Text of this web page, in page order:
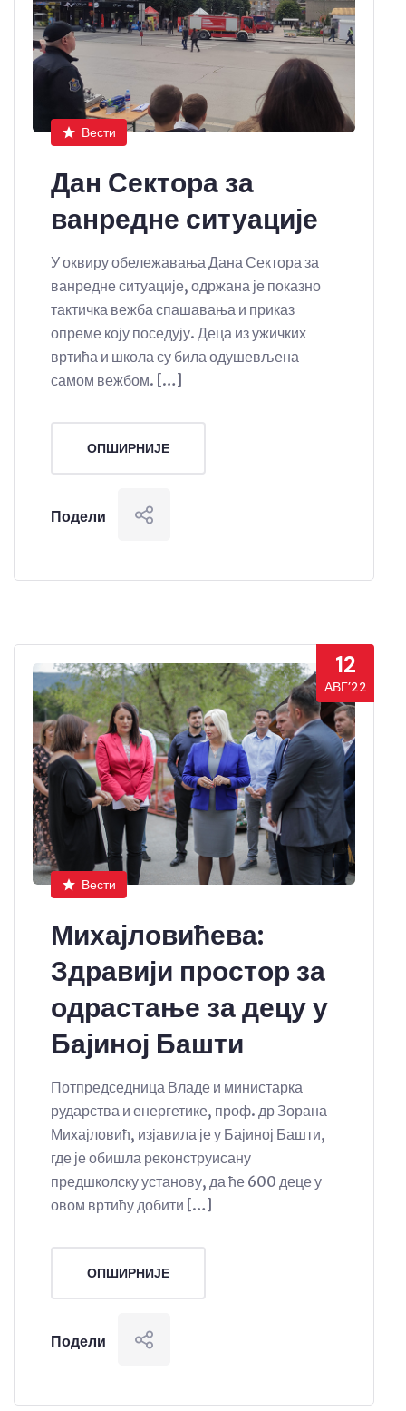
Вести
Дан Сектора за
ванредне ситуације
У оквиру обележавања Дана Сектора за
ванредне ситуације, одржана је показно
тактичка вежба спашавања и приказ
опреме коју поседују. Деца из ужичких
вртића и школа су била одушевљена
самом вежбом. […]
ОПШИРНИЈЕ
Подели
12
АВГ’22
Вести
Михајловићева:
Здравији простор за
одрастање за децу у
Бајиној Башти
Потпредседница Владе и министарка
рударства и енергетике, проф. др Зорана
Михајловић, изјавила је у Бајиној Башти,
где је обишла реконструисану
предшколску установу, да ће 600 деце у
овом вртићу добити […]
ОПШИРНИЈЕ
Подели